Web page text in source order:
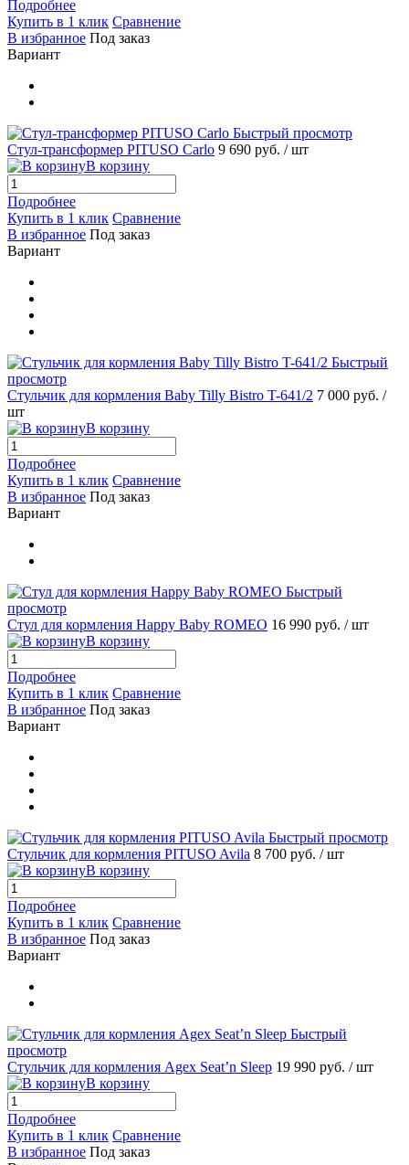
Подробнее
Купить в 1 клик Сравнение
В избранное Под заказ
Вариант
Быстрый просмотр
Стул-трансформер PITUSO Carlo 9 690 руб. / шт
В корзину
Подробнее
Купить в 1 клик Сравнение
В избранное Под заказ
Вариант
Быстрый
просмотр
Стульчик для кормления Baby Tilly Bistro T-641/2 7 000 руб. /
шт
В корзину
Подробнее
Купить в 1 клик Сравнение
В избранное Под заказ
Вариант
Быстрый
просмотр
Стул для кормления Happy Baby ROMEO 16 990 руб. / шт
В корзину
Подробнее
Купить в 1 клик Сравнение
В избранное Под заказ
Вариант
Быстрый просмотр
Стульчик для кормления PITUSO Avila 8 700 руб. / шт
В корзину
Подробнее
Купить в 1 клик Сравнение
В избранное Под заказ
Вариант
Быстрый
просмотр
Стульчик для кормления Agex Seat’n Sleep 19 990 руб. / шт
В корзину
Подробнее
Купить в 1 клик Сравнение
В избранное Под заказ